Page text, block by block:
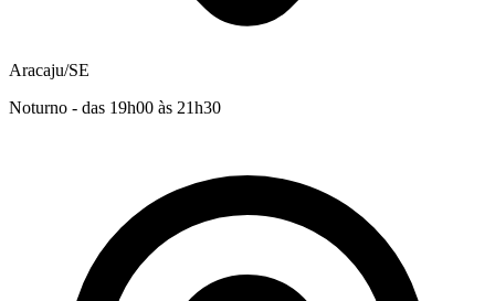
Aracaju/SE
Noturno - das 19h00 às 21h30